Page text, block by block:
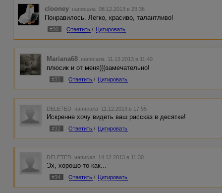
clooney написала 08.12.2013 в 23:36
Понравилось. Легко, красиво, талантливо!
#30 Ответить / Цитировать
Mariana68 написала 11.12.2013 в 11:40
плюсик и от меня)))замечательно!
#31 Ответить / Цитировать
DELETED написала 11.12.2013 в 17:55
Искренне хочу видеть ваш рассказ в десятке!
#32 Ответить / Цитировать
DELETED написал 14.12.2013 в 11:30
Эх, хорошо-то как...
#34 Ответить / Цитировать